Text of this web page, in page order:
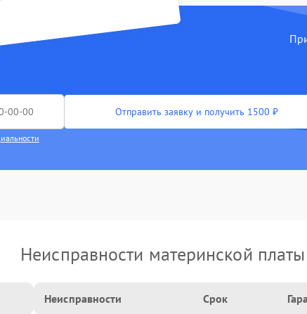
Отправить заявку и получить 1500 ₽
Неисправности материнской
Неисправности Срок